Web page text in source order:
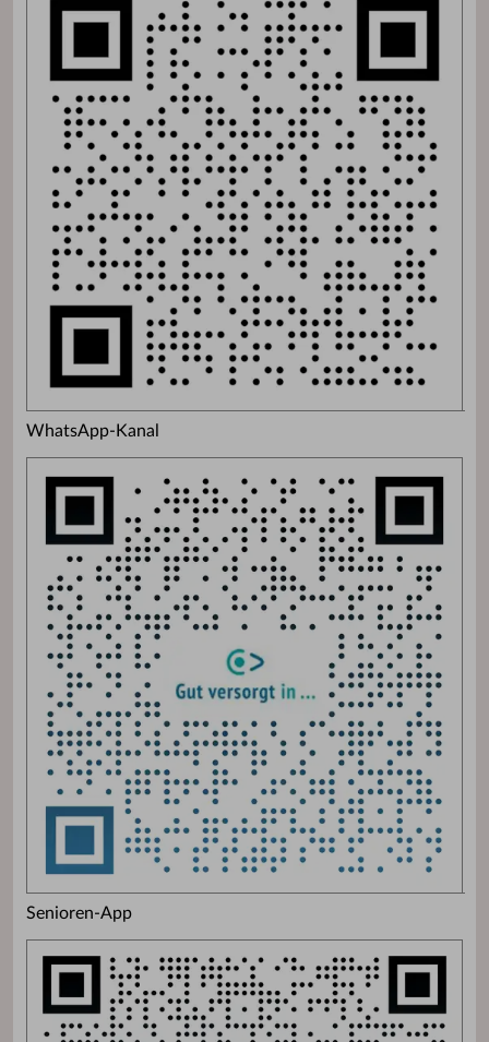
WhatsApp-Kanal
Senioren-App